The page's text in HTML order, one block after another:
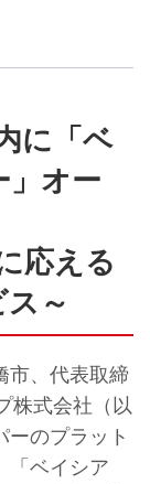
に「ベ
」オー
応える
～
市、代表取締
株式会社（以
のプラット
「ベイシア